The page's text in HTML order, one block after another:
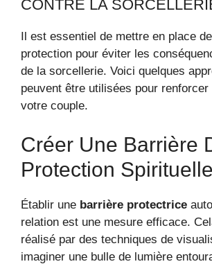
CONTRE LA
Il est essentiel de mettre en place
protection pour éviter les
de la sorcellerie. Voici quelques
peuvent être utilisées pour renforcer
votre couple.
Créer Une Barrière
Protection Spirituelle
Établir une barrière protectrice
relation est une mesure efficace.
réalisé par des techniques de
imaginer une bulle de lumière